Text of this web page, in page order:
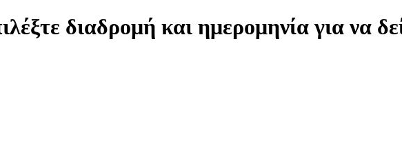
διαδρομή και ημερομηνία για να